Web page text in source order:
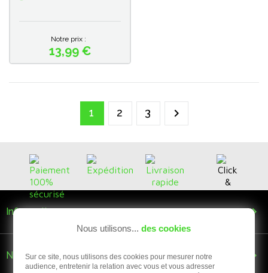
Prix
Notre prix :
13,99 €
1 2 3 
Informations 
Nous suivre 
Nous utilisons... des cookies
Sur ce site, nous utilisons des cookies pour mesurer notre
audience, entretenir la relation avec vous et vous adresser